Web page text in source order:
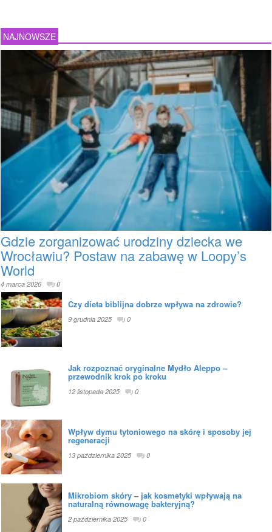
NAJNOWSZE
Gdzie zorganizować urodziny dziecka we
Wrocławiu? Postaw na zabawę w Loopy’s
World
4 marca 2026 0
Czy dieta biblijna dobrze wpływa na zdrowie?
9 grudnia 2025 0
Jak rozpoznać oryginalne Mydło Aleppo –
przewodnik krok po kroku
12 listopada 2025 0
Wpływ dymu tytoniowego na skórę i sposoby jej
regeneracji
13 października 2025 0
Mikrobiom skóry – jak kosmetyki wpływają na
naturalną równowagę bakteryjną?
2 października 2025 0